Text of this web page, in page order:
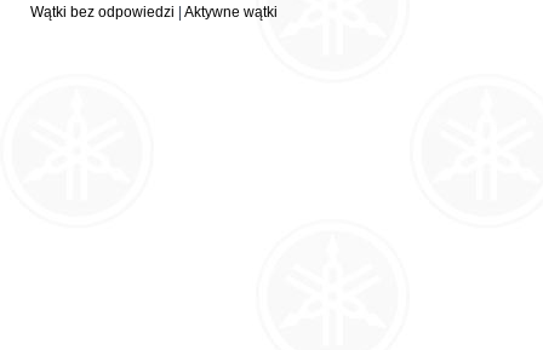
Wątki bez odpowiedzi Aktywne wątki